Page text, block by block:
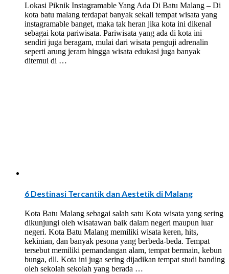
Lokasi Piknik Instagramable Yang Ada Di Batu Malang – Di
kota batu malang terdapat banyak sekali tempat wisata yang
instagramable banget, maka tak heran jika kota ini dikenal
sebagai kota pariwisata. Pariwisata yang ada di kota ini
sendiri juga beragam, mulai dari wisata penguji adrenalin
seperti arung jeram hingga wisata edukasi juga banyak
ditemui di …
6 Destinasi Tercantik dan Aestetik di Malang
Kota Batu Malang sebagai salah satu Kota wisata yang sering
dikunjungi oleh wisatawan baik dalam negeri maupun luar
negeri. Kota Batu Malang memiliki wisata keren, hits,
kekinian, dan banyak pesona yang berbeda-beda. Tempat
tersebut memiliki pemandangan alam, tempat bermain, kebun
bunga, dll. Kota ini juga sering dijadikan tempat studi banding
oleh sekolah sekolah yang berada …